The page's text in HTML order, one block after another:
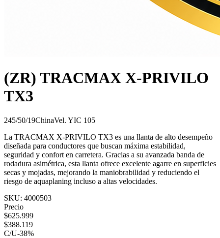
(ZR) TRACMAX X-PRIVILO
TX3
245/50/19ChinaVel. YIC 105
La TRACMAX X-PRIVILO TX3 es una llanta de alto desempeño
diseñada para conductores que buscan máxima estabilidad,
seguridad y confort en carretera. Gracias a su avanzada banda de
rodadura asimétrica, esta llanta ofrece excelente agarre en superficies
secas y mojadas, mejorando la maniobrabilidad y reduciendo el
riesgo de aquaplaning incluso a altas velocidades.
SKU: 4000503
Precio
$625.999
$388.119
C/U-38%